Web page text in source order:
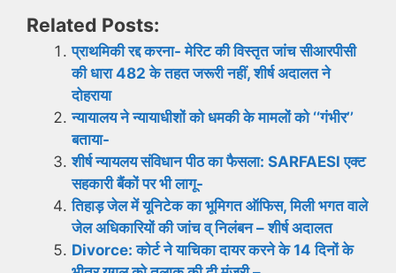
Related Posts:
प्राथमिकी रद्द करना- मेरिट की विस्तृत जांच सीआरपीसी
की धारा 482 के तहत जरूरी नहीं, शीर्ष अदालत ने
दोहराया
न्यायालय ने न्यायाधीशों को धमकी के मामलों को ‘‘गंभीर’’
बताया-
शीर्ष न्यायलय संविधान पीठ का फैसला: SARFAESI एक्ट
सहकारी बैंकों पर भी लागू-
तिहाड़ जेल में यूनिटेक का भूमिगत ऑफिस, मिली भगत वाले
जेल अधिकारियों की जांच व् निलंबन – शीर्ष अदालत
Divorce: कोर्ट ने याचिका दायर करने के 14 दिनों के